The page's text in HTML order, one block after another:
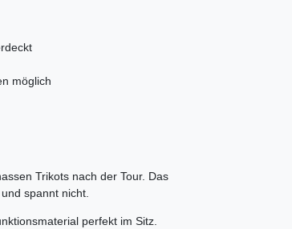
möglich
Trikots nach der Tour. Das
spannt nicht.
perfekt im Sitz.